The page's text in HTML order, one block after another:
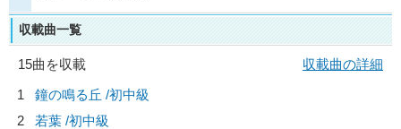
収載曲一覧
15曲を収載
収載曲の詳細
1
鐘の鳴る丘 /初中級
2
若葉 /初中級